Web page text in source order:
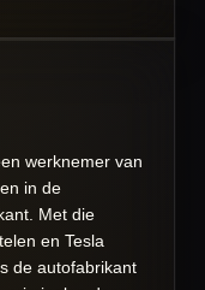
werknemer van
in de
Met die
en Tesla
de autofabrikant